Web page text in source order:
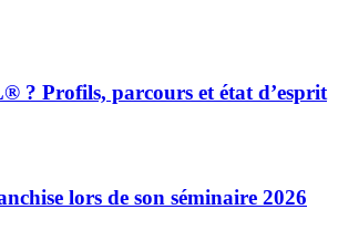
? Profils, parcours et état d’esprit
lors de son séminaire 2026